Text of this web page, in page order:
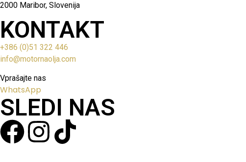
2000 Maribor, Slovenija
KONTAKT
+386 (0)51 322 446
info@motornaolja.com
Vprašajte nas
WhatsApp
SLEDI NAS